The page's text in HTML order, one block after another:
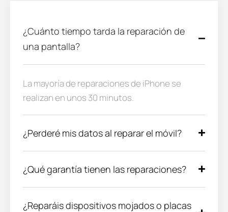
¿Cuánto tiempo tarda la reparación de
una pantalla?
La mayoría de reparaciones de iPhone se
realizan en unos 30 minutos.
¿Perderé mis datos al reparar el móvil?
¿Qué garantía tienen las reparaciones?
¿Reparáis dispositivos mojados o placas